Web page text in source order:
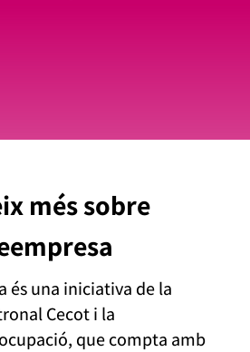
més sobre
és una iniciativa de la
Cecoti la
, que compta amb